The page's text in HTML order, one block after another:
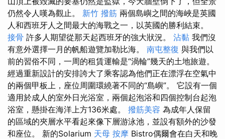
仍然令人嘆為觀止。 新竹 撥筋 兩個島嶼之間的海峽是英國
人和西班牙人之間最大的海戰之一，以英國的勝利結束。
接骨 許多人期望從那天起西班牙的強大狀況。 沾黏 我們沒
有意外選擇一月的帆船遊覽加勒比海。 南屯整復 與我們以
前的習俗不同，一周的租賃運輸是“渦輪”幾天的土地旅遊。
經過重新設計的安排誇大了乘客認為他們正在漂浮在空氣中
的兩個甲板上，座位周圍環繞著不同的“島嶼”。 它設有一個
適用於成人的室外日光浴室，兩個起泡浴和四個控制台起泡
浴室，懸掛在海洋上方136米處。 撥筋美容 為成年人保留
的區域的夾層水平看起來像下層游泳池，並設有額外的沙發
和座位。 新的Solarium 天母 按摩 Bistro偶爾會在白天和晚